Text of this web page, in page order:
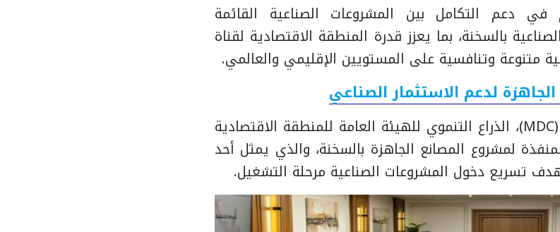
دعم التكامل بين المشروعات الصناعية القائمة
بالسخنة، بما يعزز قدرة المنطقة الاقتصادية لقناة
متنوعة وتنافسية على المستويين الإقليمي والعالمي.
لدعم الاستثمار الصناعي
وتعد شركة التنمية الرئيسية (MDC)، الذراع التنموي للهيئة العامة للمنطقة الاقتصادية
لمشروع المصانع الجاهزة بالسخنة، والذي يمثل أحد
تسريع دخول المشروعات الصناعية مرحلة التشغيل.